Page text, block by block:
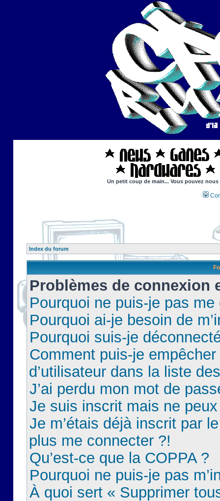
Un petit coup de main... Vous pouvez
Index du forum
Problèmes de connexion
Pourquoi ne puis-je pas
Pourquoi ai-je besoin de
Pourquoi suis-je
Comment puis-je
d’utilisateur dans la liste
J’ai perdu mon mot de
Je suis inscrit mais ne
Je m’étais déjà inscrit par
plus me connecter ?!
Qu’est-ce que la COPPA ?
Pourquoi ne puis-je pas
À quoi sert « Supprimer